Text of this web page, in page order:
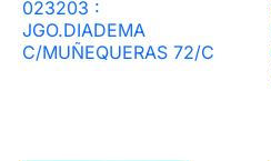
023203 :
JGO.DIADEMA
C/MUÑEQUERAS 72/C